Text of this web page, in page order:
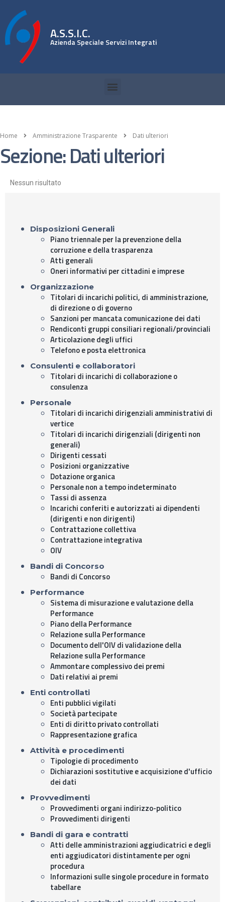
A.S.S.I.C.
Azienda Speciale Servizi Integrati
Home Amministrazione Trasparente Dati ulteriori
Sezione: Dati ulteriori
Nessun risultato
Disposizioni Generali
Piano triennale per la prevenzione della
corruzione e della trasparenza
Atti generali
Oneri informativi per cittadini e imprese
Organizzazione
Titolari di incarichi politici, di amministrazione,
di direzione o di governo
Sanzioni per mancata comunicazione dei dati
Rendiconti gruppi consiliari regionali/provinciali
Articolazione degli uffici
Telefono e posta elettronica
Consulenti e collaboratori
Titolari di incarichi di collaborazione o
consulenza
Personale
Titolari di incarichi dirigenziali amministrativi di
vertice
Titolari di incarichi dirigenziali (dirigenti non
generali)
Dirigenti cessati
Posizioni organizzative
Dotazione organica
Personale non a tempo indeterminato
Tassi di assenza
Incarichi conferiti e autorizzati ai dipendenti
(dirigenti e non dirigenti)
Contrattazione collettiva
Contrattazione integrativa
OIV
Bandi di Concorso
Bandi di Concorso
Performance
Sistema di misurazione e valutazione della
Performance
Piano della Performance
Relazione sulla Performance
Documento dell'OIV di validazione della
Relazione sulla Performance
Ammontare complessivo dei premi
Dati relativi ai premi
Enti controllati
Enti pubblici vigilati
Società partecipate
Enti di diritto privato controllati
Rappresentazione grafica
Attività e procedimenti
Tipologie di procedimento
Dichiarazioni sostitutive e acquisizione d'ufficio
dei dati
Provvedimenti
Provvedimenti organi indirizzo-politico
Provvedimenti dirigenti
Bandi di gara e contratti
Atti delle amministrazioni aggiudicatrici e degli
enti aggiudicatori distintamente per ogni
procedura
Informazioni sulle singole procedure in formato
tabellare